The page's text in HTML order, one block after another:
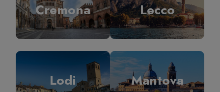
Cremona Lecco
Lodi Mantova